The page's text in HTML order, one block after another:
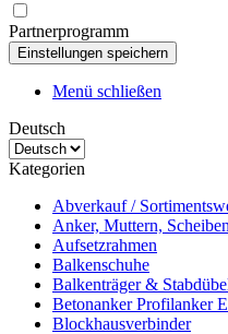
Partnerprogramm
Menü schließen
Deutsch
Kategorien
Abverkauf /
Anker, Muttern, Scheiben
Aufsetzrahmen
Balkenschuhe
Balkenträger &
Betonanker Profilanker
Blockhausverbinder